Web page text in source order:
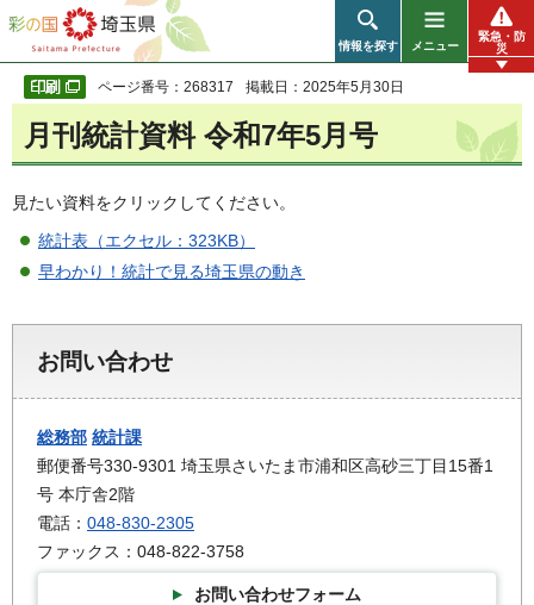
彩の国 埼玉県
情報を探す メニュー
緊急・防
災
ページ番号：268317 掲載日：2025年5月30日
月刊統計資料 令和7年5月号
見たい資料をクリックしてください。
統計表（エクセル：323KB）
早わかり！統計で見る埼玉県の動き
お問い合わせ
総務部 統計課
郵便番号330-9301 埼玉県さいたま市浦和区高砂三丁目15番1
号 本庁舎2階
電話： 048-830-2305
ファックス：048-822-3758
お問い合わせフォーム